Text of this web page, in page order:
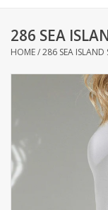
Badlinnen
Keukenlinnen
286 SEA
HOME/286 SEA ISLAND